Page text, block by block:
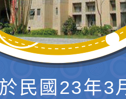
民國23年3